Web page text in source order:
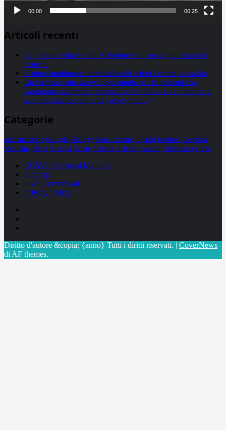
00:00 00:25
Articoli recenti
La proteina chiave dell’Alzheimer si propaga utilizzando i
neuroni
Statine: inutilmente attribuiti molti effetti avversi, lo studio
Un farmaco, due nuove opportunità per le pazienti con
carcinoma mammario metastatico hr+/her2- e con tumore al
seno metastatico triplo negativo (mtnbc)
Categorie
alimentazione biologia Biology Com. Stampa Epatiti featured Genetica
Medicina News Ricerca Salute Science Scienza vaccini Veterinaria video
CCSVI e Sclerosi Multipla
Sitemap
Invia Comunicati
Privacy Policy
Diritto d'autore &copia; {anno} Tutti i diritti riservati. | CoverNews
di AF themes.